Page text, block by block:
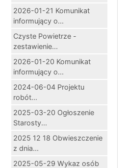
2026-01-21 Komunikat
informujący o...
Czyste Powietrze -
zestawienie...
2026-01-20 Komunikat
informujący o...
2024-06-04 Projektu
robót...
2025-03-20 Ogłoszenie
Starosty...
2025 12 18 Obwieszczenie
z dnia...
2025-05-29 Wykaz osób